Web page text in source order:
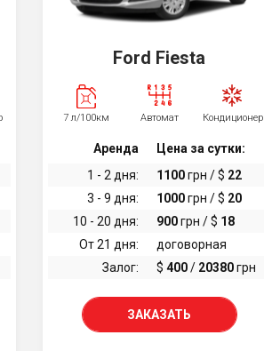
Ford Fiesta
7 л/100км Автомат Кондиционер
Аренда
Цена за сутки:
1 - 2 дня:
1100грн / $ 22
3 - 9 дня:
1000грн / $ 20
10 - 20 дня:
900грн / $ 18
От 21 дня:
договорная
Залог:
$ 400/ 20380грн
ЗАКАЗАТЬ